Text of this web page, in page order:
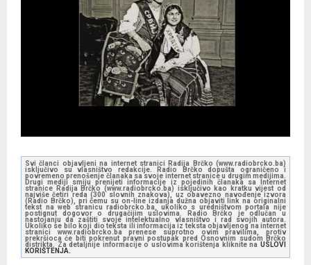
Svi članci objavljeni na internet stranici Radija Brčko (www.radiobrcko.ba)
isključivo su vlasništvo redakcije. Radio Brčko dopušta ograničeno i
povremeno prenošenje članaka sa svoje internet stranice u drugim medijima.
Drugi mediji smiju prenijeti informacije iz pojedinih članaka sa Internet
stranice Radija Brčko (www.radiobrcko.ba) isključivo kao kratku vijest od
najviše četiri reda (300 slovnih znakova), uz obavezno navođenje izvora
(Radio Brčko), pri čemu su on-line izdanja dužna objaviti link na originalni
tekst na web stranicu radiobrcko.ba, ukoliko s uredništvom portala nije
postignut dogovor o drugačijim uslovima. Radio Brčko je odlučan u
nastojanju da zaštiti svoje intelektualno vlasništvo i rad svojih autora.
Ukoliko se bilo koji dio teksta ili informacija iz teksta objavljenog na internet
stranici www.radiobrcko.ba prenese suprotno ovim pravilima, protiv
prekršioca će biti pokrenut pravni postupak pred Osnovnim sudom Brčko
distrikta. Za detaljnije informacije o uslovima korištenja kliknite na USLOVI
KORIŠTENJA.